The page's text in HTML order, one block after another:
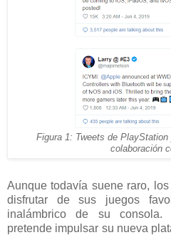
Figura 1: Tweets de
colaboración
Aunque todavía suene raro,
disfrutar de sus juegos
inalámbrico de su
pretende impulsar su nueva